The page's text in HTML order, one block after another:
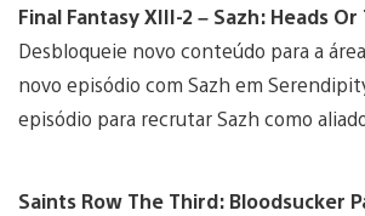
Final Fantasy XIII-2 – Sazh: Heads Or
Desbloqueie novo conteúdo para a
novo episódio com Sazh em
episódio para recrutar Sazh como
Saints Row The Third: Bloodsucker